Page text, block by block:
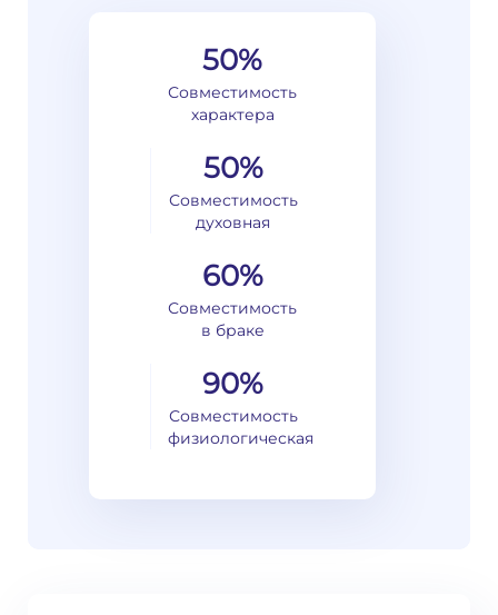
50%
Совместимость
характера
50%
Совместимость
духовная
60%
Совместимость
в браке
90%
Совместимость
физиологическая